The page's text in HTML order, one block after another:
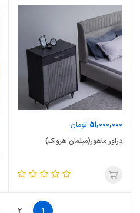
51,000,000 تومان
دراور ماهور(مبلمان هرواک)